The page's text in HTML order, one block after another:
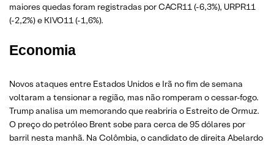
maiores quedas foram registradas por CACR11 (-6,3%), URPR11
(-2,2%) e KIVO11 (-1,6%).
Economia
Novos ataques entre Estados Unidos e Irã no fim de semana
voltaram a tensionar a região, mas não romperam o cessar-fogo.
Trump analisa um memorando que reabriria o Estreito de Ormuz.
O preço do petróleo Brent sobe para cerca de 95 dólares por
barril nesta manhã. Na Colômbia, o candidato de direita Abelardo